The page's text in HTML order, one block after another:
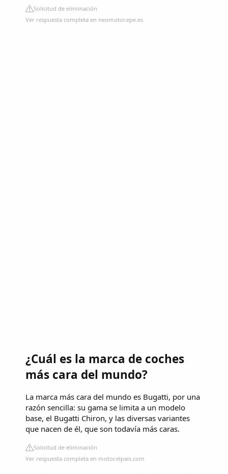
Solicitud de eliminación
Ver respuesta completa en neomotor.epe.es
¿Cuál es la marca de coches
más cara del mundo?
La marca más cara del mundo es Bugatti, por una
razón sencilla: su gama se limita a un modelo
base, el Bugatti Chiron, y las diversas variantes
que nacen de él, que son todavía más caras.
Solicitud de eliminación
Ver respuesta completa en motor.elpais.com